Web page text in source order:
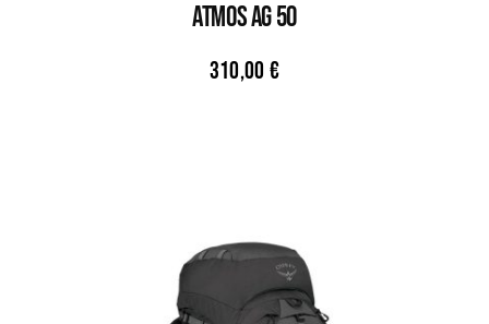
ATMOS AG 50
310,00 €